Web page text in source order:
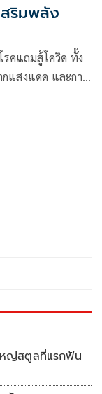
สริมพลัง
คแถมสู้โควิด ทั้ง
กแสงแดด และการ
หญ่สตูลที่แรกฟัน